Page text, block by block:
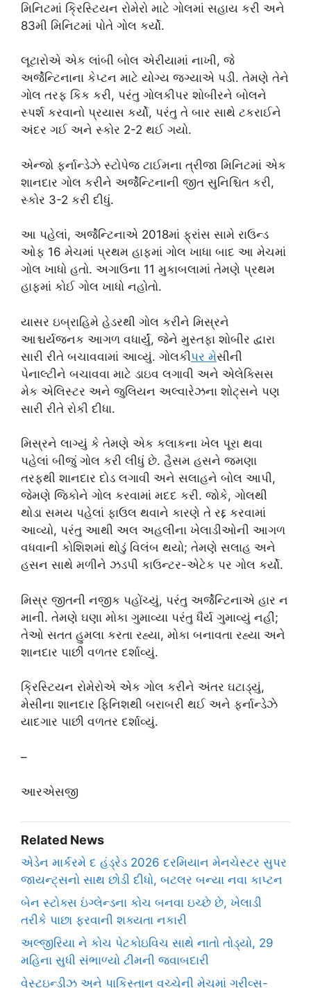
મિનિટમાં ક્રિસ્ટિયન રોમેરો માટે ગોલમાં સહાય કરી અને
83મી મિનિટમાં પોતે ગોલ કર્યો.
લૂટારોએ એક લાંબી બોલ એરીયામાં નાખી, જે
અર્જેન્ટિનાના કેપ્ટન માટે યોગ્ય જગ્યાએ પડી. તેમણે તેને
ગોલ તરફ કિક કરી, પરંતુ ગોલકીપર શોબીરને બોલને
સ્પર્શ કરવાનો પ્રયાસ કર્યો, પરંતુ તે બાર સાથે ટકરાઈને
અંદર ગઈ અને સ્કોર 2-2 થઈ ગયો.
એન્જો ફર્નાન્ડેઝે સ્ટોપેજ ટાઈમના ત્રીજા મિનિટમાં એક
શાનદાર ગોલ કરીને અર્જેન્ટિનાની જીત સુનિશ્ચિત કરી,
સ્કોર 3-2 કરી દીધું.
આ પહેલાં, અર્જેન્ટિનાએ 2018માં ફ્રાંસ સામે રાઉન્ડ
ઓફ 16 મેચમાં પ્રથમ હાફમાં ગોલ ખાધા બાદ આ મેચમાં
ગોલ ખાધો હતો. અગાઉના 11 મુકાબલામાં તેમણે પ્રથમ
હાફમાં કોઈ ગોલ ખાધો નહોતો.
યાસર ઇબ્રાહિમે હેડરથી ગોલ કરીને મિસ્રને
આશ્ચર્યજનક આગળ વધાર્યું, જેને મુસ્તફા શોબીર દ્વારા
સારી રીતે બચાવવામાં આવ્યું. ગોલકીપર મેસીની
પેનાલ્ટીને બચાવવા માટે ડાઇવ લગાવી અને એલેક્સિસ
મેક એલિસ્ટર અને જુલિયન અલ્વારેઝના શોટ્સને પણ
સારી રીતે રોકી દીધા.
મિસ્રને લાગ્યું કે તેમણે એક કલાકના ખેલ પૂરા થવા
પહેલાં બીજું ગોલ કરી લીધું છે. હૈસમ હસને જમણા
તરફથી શાનદાર દોડ લગાવી અને સલાહને બોલ આપી,
જેમણે જિકોને ગોલ કરવામાં મદદ કરી. જોકે, ગોલથી
થોડા સમય પહેલાં ફાઉલ થવાને કારણે તે રદ્દ કરવામાં
આવ્યો, પરંતુ આથી અલ અહલીના ખેલાડીઓની આગળ
વધવાની કોશિશમાં થોડું વિલંબ થયો; તેમણે સલાહ અને
હસન સાથે મળીને ઝડપી કાઉન્ટર-એટેક પર ગોલ કર્યો.
મિસ્ર જીતની નજીક પહોંચ્યું, પરંતુ અર્જેન્ટિનાએ હાર ન
માની. તેમણે ઘણા મોકા ગુમાવ્યા પરંતુ ધૈર્ય ગુમાવ્યું નહીં;
તેઓ સતત હુમલા કરતા રહ્યા, મોકા બનાવતા રહ્યા અને
શાનદાર પાછી વળતર દર્શાવ્યું.
ક્રિસ્ટિયન રોમેરોએ એક ગોલ કરીને અંતર ઘટાડ્યું,
મેસીના શાનદાર ફિનિશથી બરાબરી થઈ અને ફર્નાન્ડેઝે
યાદગાર પાછી વળતર દર્શાવ્યું.
–
આરએસજી
Related News
એડેન માર્કરમે દ હંડ્રેડ 2026 દરમિયાન મેનચેસ્ટર સુપર
જાયન્ટ્સનો સાથ છોડી દીધો, બટલર બન્યા નવા કાપ્ટન
બેન સ્ટોક્સ ઇંગ્લેન્ડના કોચ બનવા ઇચ્છે છે, ખેલાડી
તરીકે પાછા ફરવાની શક્યતા નકારી
અલ્જીરિયા ને કોચ પેટકોઇવિચ સાથે નાતો તોડ્યો, 29
મહિના સુધી સંભાળ્યો ટીમની જવાબદારી
વેસ્ટઇન્ડીઝ અને પાકિસ્તાન વચ્ચેની મેચમાં ગ્રીવ્સ-